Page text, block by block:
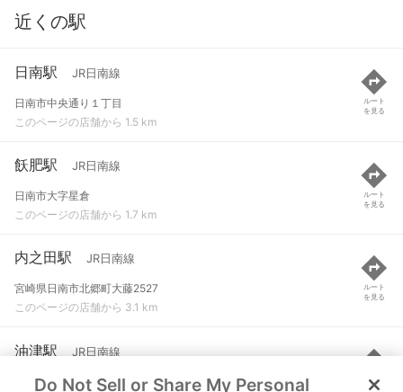
近くの駅
日南駅 JR日南線
日南市中央通り１丁目
このページの店舗から 1.5 km
ルート
を見る
飫肥駅 JR日南線
日南市大字星倉
このページの店舗から 1.7 km
ルート
を見る
内之田駅 JR日南線
宮崎県日南市北郷町大藤2527
このページの店舗から 3.1 km
ルート
を見る
油津駅 JR日南線
日南市岩崎２丁目
ルート
を見る
Do Not Sell or Share My Personal